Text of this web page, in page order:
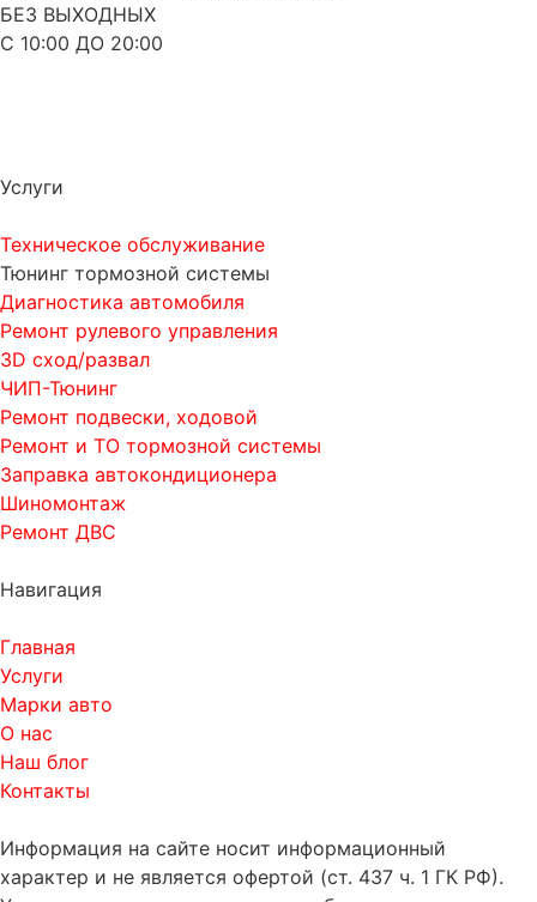
БЕЗ ВЫХОДНЫХ
С 10:00 ДО 20:00
Услуги
Техническое обслуживание
Тюнинг тормозной системы
Диагностика автомобиля
Ремонт рулевого управления
3D сход/развал
ЧИП-Тюнинг
Ремонт подвески, ходовой
Ремонт и ТО тормозной системы
Заправка автокондиционера
Шиномонтаж
Ремонт ДВС
Навигация
Главная
Услуги
Марки авто
О нас
Наш блог
Контакты
Информация на сайте носит информационный
характер и не является офертой (ст. 437 ч. 1 ГК РФ).